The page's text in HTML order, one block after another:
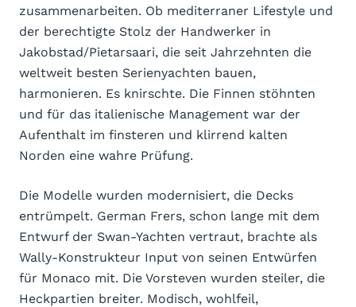
zusammenarbeiten. Ob mediterraner Lifestyle und
der berechtigte Stolz der Handwerker in
Jakobstad/Pietarsaari, die seit Jahrzehnten die
weltweit besten Serienyachten bauen,
harmonieren. Es knirschte. Die Finnen stöhnten
und für das italienische Management war der
Aufenthalt im finsteren und klirrend kalten
Norden eine wahre Prüfung.
Die Modelle wurden modernisiert, die Decks
entrümpelt. German Frers, schon lange mit dem
Entwurf der Swan-Yachten vertraut, brachte als
Wally-Konstrukteur Input von seinen Entwürfen
für Monaco mit. Die Vorsteven wurden steiler, die
Heckpartien breiter. Modisch, wohlfeil,